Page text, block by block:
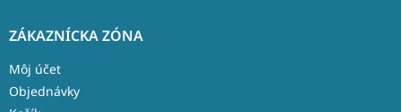
ZÁKAZNÍCKA ZÓNA
Môj účet
Objednávky